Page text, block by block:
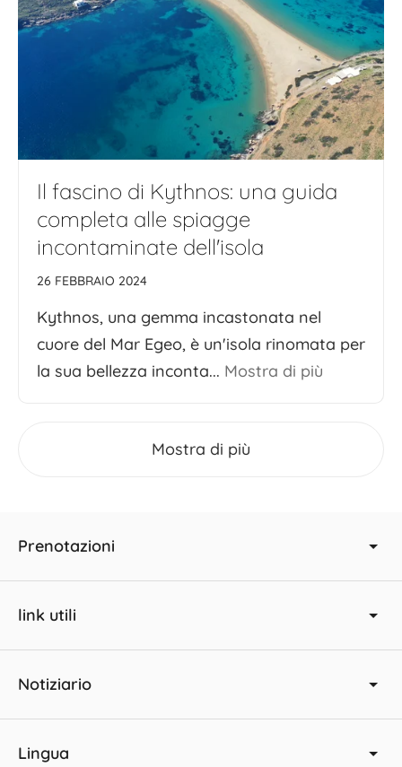
Il fascino di Kythnos: una guida
completa alle spiagge
incontaminate dell'isola
26 FEBBRAIO 2024
Kythnos, una gemma incastonata nel
cuore del Mar Egeo, è un'isola rinomata per
la sua bellezza inconta... Mostra di più
Mostra di più
Prenotazioni
link utili
Notiziario
Lingua